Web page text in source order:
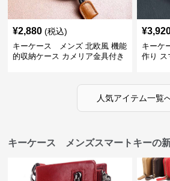
¥2,880 (税込)
キーケース メンズ 北欧風 機能
的収納ケース カメリア金具付き
¥
キーケ
作り ス
人気アイテム一覧
キーケース メンズスマートキーの